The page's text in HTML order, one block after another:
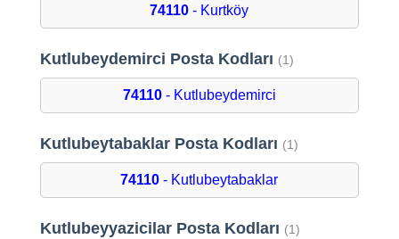
74110 - Kurtköy
Kutlubeydemirci Posta Kodları (1)
74110- Kutlubeydemirci
Kutlubeytabaklar Posta Kodları (1)
74110 - Kutlubeytabaklar
Kutlubeyyazicilar Posta Kodları (1)